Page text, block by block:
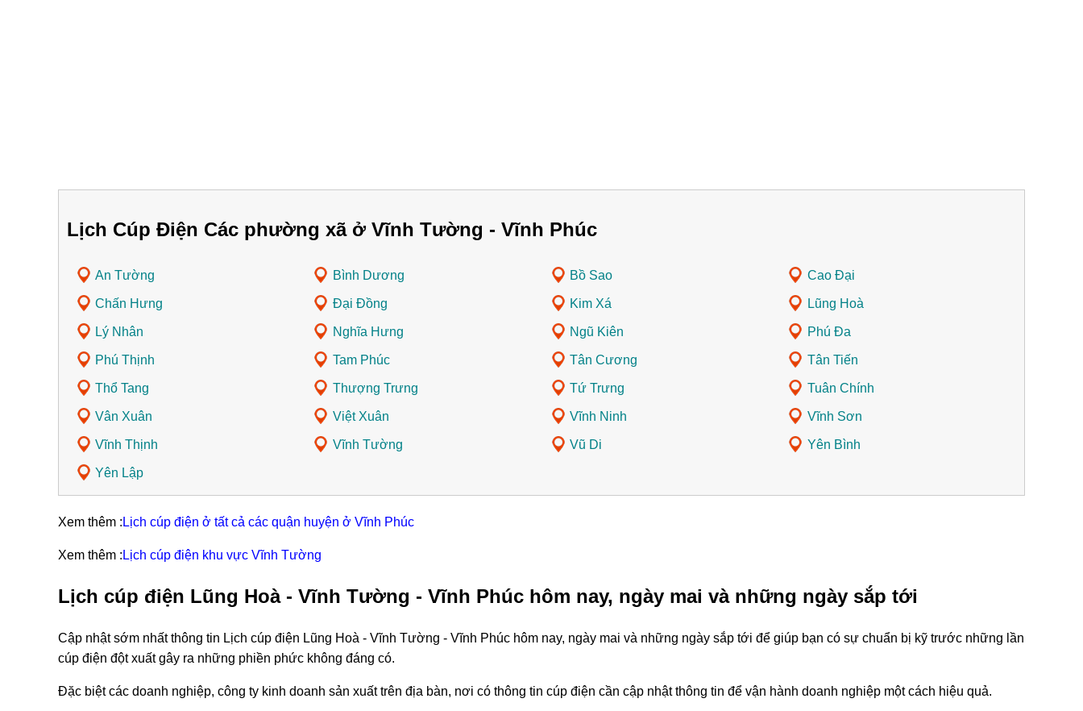
Lịch Cúp Điện Các phường xã ở Vĩnh Tường - Vĩnh Phúc
An Tường Bình Dương Bồ Sao Cao Đại
Chấn Hưng Đại Đồng Kim Xá Lũng Hoà
Lý Nhân Nghĩa Hưng Ngũ Kiên Phú Đa
Phú Thịnh Tam Phúc Tân Cương Tân Tiến
Thổ Tang Thượng Trưng Tứ Trưng Tuân Chính
Vân Xuân Việt Xuân Vĩnh Ninh Vĩnh Sơn
Vĩnh Thịnh Vĩnh Tường Vũ Di Yên Bình
Yên Lập
Xem thêm : Lịch cúp điện ở tất cả các quận huyện ở Vĩnh Phúc
Xem thêm : Lịch cúp điện khu vực Vĩnh Tường
Lịch cúp điện Lũng Hoà - Vĩnh Tường - Vĩnh Phúc hôm nay, ngày mai và những ngày sắp tới
Cập nhật sớm nhất thông tin Lịch cúp điện Lũng Hoà - Vĩnh Tường - Vĩnh Phúc hôm nay, ngày mai và những ngày sắp tới để giúp bạn có sự chuẩn bị kỹ trước những lần
cúp điện đột xuất gây ra những phiền phức không đáng có.
Đặc biệt các doanh nghiệp, công ty kinh doanh sản xuất trên địa bàn, nơi có thông tin cúp điện cần cập nhật thông tin để vận hành doanh nghiệp một cách hiệu quả.